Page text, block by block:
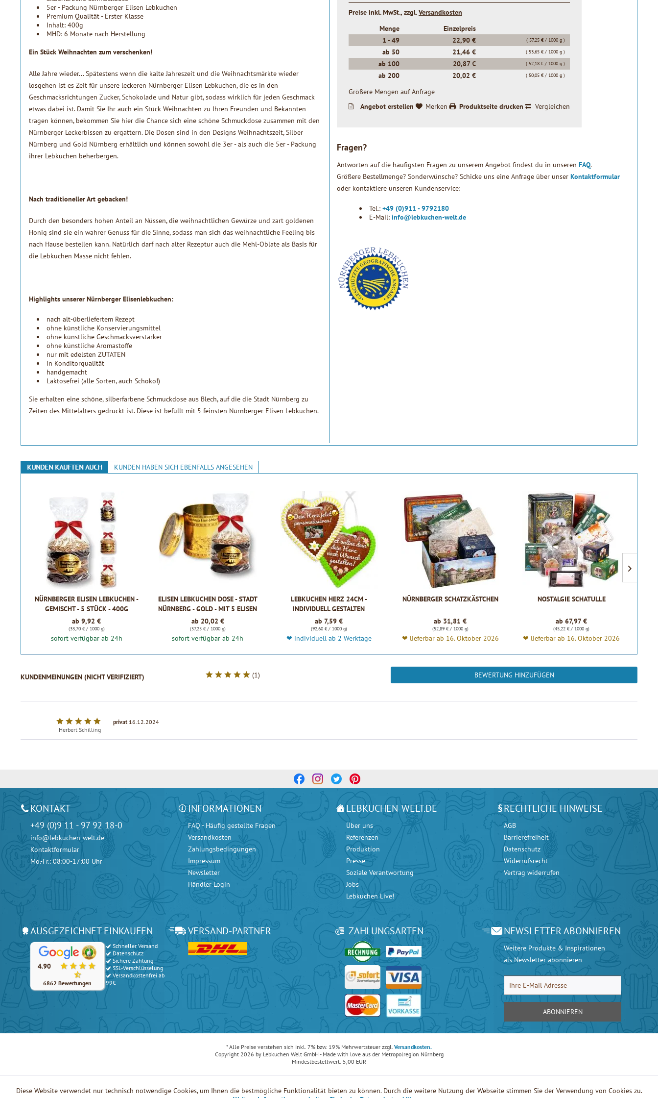
5er - Packung Nürnberger Elisen Lebkuchen
Premium Qualität - Erster Klasse
Inhalt: 400g
MHD: 6 Monate nach Herstellung
Ein Stück Weihnachten zum verschenken!
Alle Jahre wieder... Spätestens wenn die kalte Jahreszeit und die Weihnachtsmärkte wieder
losgehen ist es Zeit für unsere leckeren Nürnberger Elisen Lebkuchen, die es in den
Geschmacksrichtungen Zucker, Schokolade und Natur gibt, sodass wirklich für jeden Geschmack
etwas dabei ist. Damit Sie Ihr auch ein Stück Weihnachten zu Ihren Freunden und Bekannten
tragen können, bekommen Sie hier die Chance sich eine schöne Schmuckdose zusammen mit den
Nürnberger Leckerbissen zu ergattern. Die Dosen sind in den Designs Weihnachtszeit, Silber
Nürnberg und Gold Nürnberg erhältlich und können sowohl die 3er - als auch die 5er - Packung
ihrer Lebkuchen beherbergen.
Nach traditioneller Art gebacken!
Durch den besonders hohen Anteil an Nüssen, die weihnachtlichen Gewürze und zart goldenen
Honig sind sie ein wahrer Genuss für die Sinne, sodass man sich das weihnachtliche Feeling bis
nach Hause bestellen kann. Natürlich darf nach alter Rezeptur auch die Mehl-Oblate als Basis für
die Lebkuchen Masse nicht fehlen.
Highlights unserer Nürnberger Elisenlebkuchen:
nach alt-überliefertem Rezept
ohne künstliche Konservierungsmittel
ohne künstliche Geschmacksverstärker
ohne künstliche Aromastoffe
nur mit edelsten ZUTATEN
in Konditorqualität
handgemacht
Laktosefrei (alle Sorten, auch Schoko!)
Sie erhalten eine schöne, silberfarbene Schmuckdose aus Blech, auf die die Stadt Nürnberg zu
Zeiten des Mittelalters gedruckt ist. Diese ist befüllt mit 5 feinsten Nürnberger Elisen Lebkuchen.
Preise inkl. MwSt., zzgl.Versandkosten
Menge
Einzelpreis
1 -49 22,90 € ( 57,25 € / 1000 g )
ab 50 21,46 € ( 53,65 € / 1000 g )
ab 100 20,87 € ( 52,18 € / 1000 g )
ab 200 20,02 € ( 50,05 € / 1000 g )
Größere Mengen auf Anfrage
Angebot erstellen
Merken Produktseite drucken Vergleichen
Fragen?
Antworten auf die häufigsten Fragen zu unserem Angebot findest du in unseren FAQ.
Größere Bestellmenge? Sonderwünsche? Schicke uns eine Anfrage über unser Kontaktformular
oder kontaktiere unseren Kundenservice:
Tel.: +49 (0)911 - 9792180
E-Mail: info@lebkuchen-welt.de
KUNDEN KAUFTEN AUCH KUNDEN HABEN SICH EBENFALLS ANGESEHEN
NÜRNBERGER ELISEN LEBKUCHEN -
GEMISCHT - 5 STÜCK - 400G
ab 9,92 €
(33,70 € / 1000 g)
sofort verfügbar ab 24h
ELISEN LEBKUCHEN DOSE - STADT
NÜRNBERG - GOLD - MIT 5 ELISEN
LEBKUCHEN 400G
ab 20,02 €
(57,25 € / 1000 g)
sofort verfügbar ab 24h
LEBKUCHEN HERZ 24CM -
INDIVIDUELL GESTALTEN
ab 7,59 €
(92,60 € / 1000 g)
❤ individuell ab 2 Werktage
NÜRNBERGER SCHATZKÄSTCHEN
ab 31,81 €
(52,89 € / 1000 g)
❤ lieferbar ab 16. Oktober 2026
NOSTALGIE SCHATULLE
ab 67,97 €
(45,22 € / 1000 g)
❤ lieferbar ab 16. Oktober 2026
KUNDENMEINUNGEN (NICHT VERIFIZIERT) (1) BEWERTUNG HINZUFÜGEN
Herbert Schilling
privat 16.12.2024
KONTAKT
+49 (0)9 11 - 97 92 18-0
info@lebkuchen-welt.de
Kontaktformular
Mo.-Fr.: 08:00-17:00 Uhr
INFORMATIONEN
FAQ - Häufig gestellte Fragen
Versandkosten
Zahlungsbedingungen
Impressum
Newsletter
Händler Login
LEBKUCHEN-WELT.DE
Über uns
Referenzen
Produktion
Presse
Soziale Verantwortung
Jobs
Lebkuchen Live!
RECHTLICHE HINWEISE
AGB
Barrierefreiheit
Datenschutz
Widerrufsrecht
Vertrag widerrufen
AUSGEZEICHNET EINKAUFEN
Unsere Kunden bewerten unsere Produkte und unseren Service beiGoogle mit 4.90 / 5 Sternen und beieKomimit 4.80 / 5 Sternen.
4.90
6862 Bewertungen
Schneller Versand
Datenschutz
Sichere Zahlung
SSL-Verschlüsselung
Versandkostenfrei ab
99€
VERSAND-PARTNER ZAHLUNGSARTEN NEWSLETTER ABONNIEREN
Weitere Produkte & Inspirationen
als Newsletter abonnieren
ABONNIEREN
* Alle Preise verstehen sich inkl. 7% bzw. 19% Mehrwertsteuer zzgl. Versandkosten.
Copyright 2026 by Lebkuchen Welt GmbH - Made with love aus der Metropolregion Nürnberg
Mindestbestellwert: 5,00 EUR
Diese Website verwendet nur technisch notwendige Cookies, um Ihnen die bestmögliche Funktionalität bieten zu können. Durch die weitere Nutzung der Webseite stimmen Sie der Verwendung von Cookies zu.